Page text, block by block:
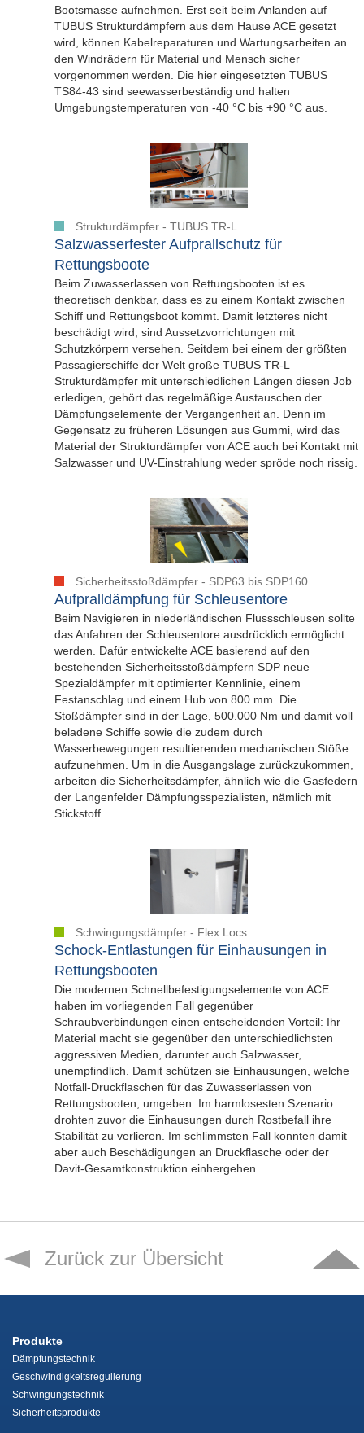
Bootsmasse aufnehmen. Erst seit beim Anlanden auf
TUBUS Strukturdämpfern aus dem Hause ACE gesetzt
wird, können Kabelreparaturen und Wartungsarbeiten an
den Windrädern für Material und Mensch sicher
vorgenommen werden. Die hier eingesetzten TUBUS
TS84-43 sind seewasserbeständig und halten
Umgebungstemperaturen von -40 °C bis +90 °C aus.
Strukturdämpfer - TUBUS TR-L
Salzwasserfester Aufprallschutz für
Rettungsboote
Beim Zuwasserlassen von Rettungsbooten ist es
theoretisch denkbar, dass es zu einem Kontakt zwischen
Schiff und Rettungsboot kommt. Damit letzteres nicht
beschädigt wird, sind Aussetzvorrichtungen mit
Schutzkörpern versehen. Seitdem bei einem der größten
Passagierschiffe der Welt große TUBUS TR-L
Strukturdämpfer mit unterschiedlichen Längen diesen Job
erledigen, gehört das regelmäßige Austauschen der
Dämpfungselemente der Vergangenheit an. Denn im
Gegensatz zu früheren Lösungen aus Gummi, wird das
Material der Strukturdämpfer von ACE auch bei Kontakt mit
Salzwasser und UV-Einstrahlung weder spröde noch rissig.
Sicherheitsstoßdämpfer - SDP63 bis SDP160
Aufpralldämpfung für Schleusentore
Beim Navigieren in niederländischen Flussschleusen sollte
das Anfahren der Schleusentore ausdrücklich ermöglicht
werden. Dafür entwickelte ACE basierend auf den
bestehenden Sicherheitsstoßdämpfern SDP neue
Spezialdämpfer mit optimierter Kennlinie, einem
Festanschlag und einem Hub von 800 mm. Die
Stoßdämpfer sind in der Lage, 500.000 Nm und damit voll
beladene Schiffe sowie die zudem durch
Wasserbewegungen resultierenden mechanischen Stöße
aufzunehmen. Um in die Ausgangslage zurückzukommen,
arbeiten die Sicherheitsdämpfer, ähnlich wie die Gasfedern
der Langenfelder Dämpfungsspezialisten, nämlich mit
Stickstoff.
Schwingungsdämpfer - Flex Locs
Schock-Entlastungen für Einhausungen in
Rettungsbooten
Die modernen Schnellbefestigungselemente von ACE
haben im vorliegenden Fall gegenüber
Schraubverbindungen einen entscheidenden Vorteil: Ihr
Material macht sie gegenüber den unterschiedlichsten
aggressiven Medien, darunter auch Salzwasser,
unempfindlich. Damit schützen sie Einhausungen, welche
Notfall-Druckflaschen für das Zuwasserlassen von
Rettungsbooten, umgeben. Im harmlosesten Szenario
drohten zuvor die Einhausungen durch Rostbefall ihre
Stabilität zu verlieren. Im schlimmsten Fall konnten damit
aber auch Beschädigungen an Druckflasche oder der
Davit-Gesamtkonstruktion einhergehen.
Zurück zur Übersicht
Produkte
Dämpfungstechnik
Geschwindigkeitsregulierung
Schwingungstechnik
Sicherheitsprodukte